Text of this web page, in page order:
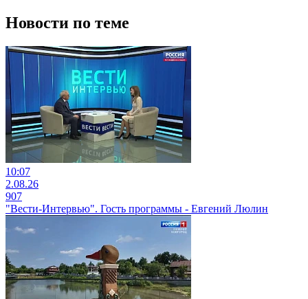
Новости по теме
10:07
2.08.26
907
"Вести-Интервью". Гость программы - Евгений Люлин